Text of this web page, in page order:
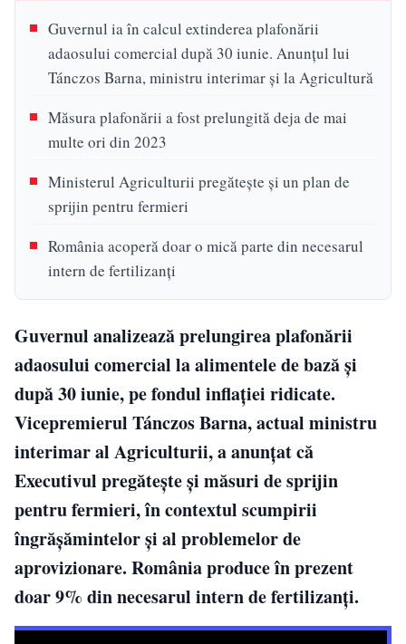
Guvernul ia în calcul extinderea plafonării
adaosului comercial după 30 iunie. Anunțul lui
Tánczos Barna, ministru interimar și la Agricultură
Măsura plafonării a fost prelungită deja de mai
multe ori din 2023
Ministerul Agriculturii pregătește și un plan de
sprijin pentru fermieri
România acoperă doar o mică parte din necesarul
intern de fertilizanți
Guvernul analizează prelungirea plafonării
adaosului comercial la alimentele de bază și
după 30 iunie, pe fondul inflației ridicate.
Vicepremierul Tánczos Barna, actual ministru
interimar al Agriculturii, a anunțat că
Executivul pregătește și măsuri de sprijin
pentru fermieri, în contextul scumpirii
îngrășămintelor și al problemelor de
aprovizionare. România produce în prezent
doar 9% din necesarul intern de fertilizanți.